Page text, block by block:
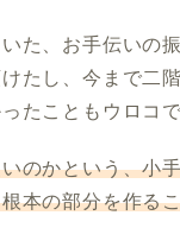
た、お手伝いの
たし、今まで二
たこともウロコで
のかという、小
本の部分を作る